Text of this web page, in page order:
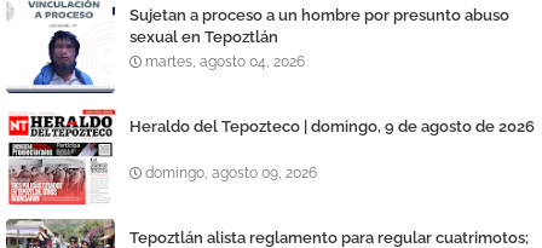
Sujetan a proceso a un hombre por presunto abuso
sexual en Tepoztlán
martes, agosto 04, 2026
Heraldo del Tepozteco | domingo, 9 de agosto de 2026
domingo, agosto 09, 2026
Tepoztlán alista reglamento para regular cuatrimotos;